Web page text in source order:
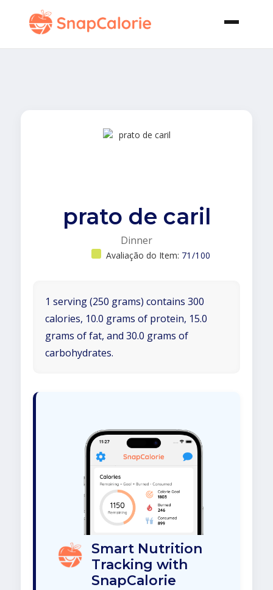
prato de caril
Dinner
Avaliação do Item: 71/100
1 serving (250 grams) contains 300
calories, 10.0 grams of protein, 15.0
grams of fat, and 30.0 grams of
carbohydrates.
Smart Nutrition
Tracking with
SnapCalorie